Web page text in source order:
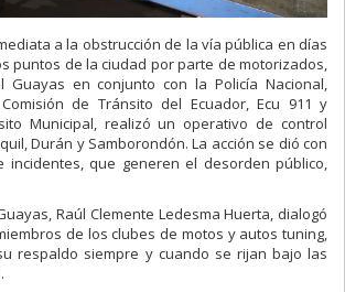
a la obstrucción de la vía pública en días
puntos de la ciudad por parte de motorizados,
Guayas en conjunto con la Policía Nacional,
de Tránsito del Ecuador, Ecu 911 y
Municipal, realizó un operativo de control
Durán y Samborondón. La acción se dió con
que generen el desorden público,
Raúl Clemente Ledesma Huerta, dialogó
de los clubes de motos y autos tuning,
respaldo siempre y cuando se rijan bajo las